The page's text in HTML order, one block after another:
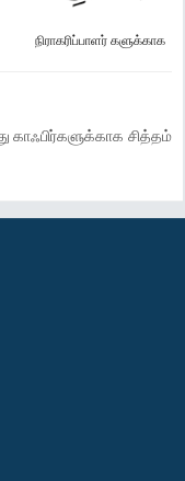
நிராகரிப்பாளர் களுக்காக
காஃபிர்களுக்காக சித்தம்